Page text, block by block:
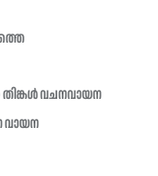
വചനവായന
വായന